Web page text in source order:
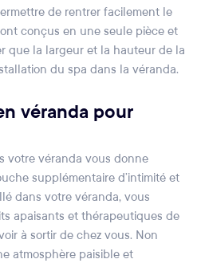
de rentrer facilement le
conçus en une seule pièce et
que la largeur et la hauteur de la
du spa dans la véranda.
véranda pour
votre véranda vous donne
supplémentaire d’intimité et
dans votre véranda, vous
apaisants et thérapeutiques de
à sortir de chez vous. Non
atmosphère paisible et